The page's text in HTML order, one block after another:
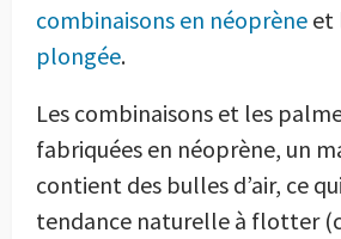
combinaisons en néoprène et
plongée.
Les combinaisons et les
fabriquées en néoprène, un
contient des bulles d’air, ce
tendance naturelle à flotter